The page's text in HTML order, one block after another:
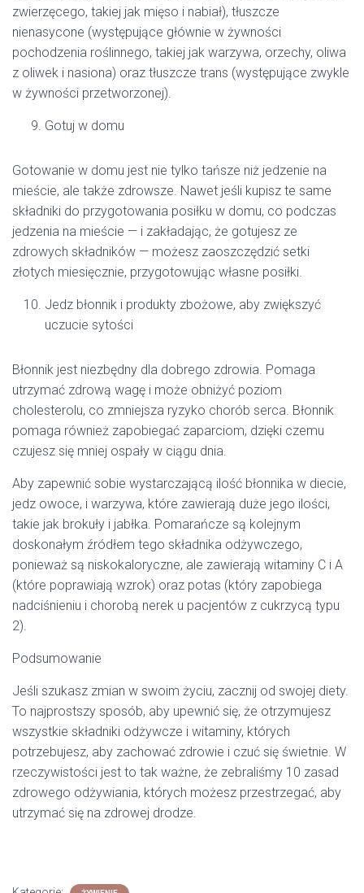
zwierzęcego, takiej jak mięso i nabiał), tłuszcze
nienasycone (występujące głównie w żywności
pochodzenia roślinnego, takiej jak warzywa, orzechy, oliwa
z oliwek i nasiona) oraz tłuszcze trans (występujące zwykle
w żywności przetworzonej).
Gotuj w domu
Gotowanie w domu jest nie tylko tańsze niż jedzenie na
mieście, ale także zdrowsze. Nawet jeśli kupisz te same
składniki do przygotowania posiłku w domu, co podczas
jedzenia na mieście — i zakładając, że gotujesz ze
zdrowych składników — możesz zaoszczędzić setki
złotych miesięcznie, przygotowując własne posiłki.
Jedz błonnik i produkty zbożowe, aby zwiększyć
uczucie sytości
Błonnik jest niezbędny dla dobrego zdrowia. Pomaga
utrzymać zdrową wagę i może obniżyć poziom
cholesterolu, co zmniejsza ryzyko chorób serca. Błonnik
pomaga również zapobiegać zaparciom, dzięki czemu
czujesz się mniej ospały w ciągu dnia.
Aby zapewnić sobie wystarczającą ilość błonnika w diecie,
jedz owoce, i warzywa, które zawierają duże jego ilości,
takie jak brokuły i jabłka. Pomarańcze są kolejnym
doskonałym źródłem tego składnika odżywczego,
ponieważ są niskokaloryczne, ale zawierają witaminy C i A
(które poprawiają wzrok) oraz potas (który zapobiega
nadciśnieniu i chorobą nerek u pacjentów z cukrzycą typu
2).
Podsumowanie
Jeśli szukasz zmian w swoim życiu, zacznij od swojej diety.
To najprostszy sposób, aby upewnić się, że otrzymujesz
wszystkie składniki odżywcze i witaminy, których
potrzebujesz, aby zachować zdrowie i czuć się świetnie. W
rzeczywistości jest to tak ważne, że zebraliśmy 10 zasad
zdrowego odżywiania, których możesz przestrzegać, aby
utrzymać się na zdrowej drodze.